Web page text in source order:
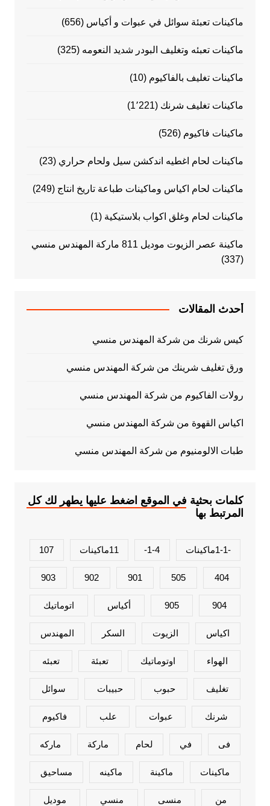
ماكينات تعبئة سوائل في عبوات و أكياس (656)
ماكينات تعبئه وتغليف البودر شديد النعومه (325)
ماكينات تغليف بالفاكيوم (10)
ماكينات تغليف شرنك (1٬221)
ماكينات فاكيوم (526)
ماكينات لحام اغطيه اندكشن سيل ولحام حراري (23)
ماكينات لحام اكياس وماكينات طباعة تاريخ انتاج (249)
ماكينات لحام وغلق اكواب بلاستيكية (1)
ماكينة عصر الزيوت موديل 811 ماركة المهندس منسي
(337)
أحدث المقالات
كيس شرنك من شركة المهندس منسي
ورق تغليف شرينك من شركة المهندس منسي
رولات الفاكيوم من شركة المهندس منسي
اكياس القهوة من شركة المهندس منسي
طبات الالومنيوم من شركة المهندس منسي
كلمات بحثية في الموقع اضغط عليها يطهر لك كل
المرتبط بها
-1-1ماكينات 1-4- 11ماكينات 107
404
505
901
902
903
904
905 أكياس اتوماتيك
اكياس الزيوت السكر المهندس
الهواء اوتوماتيك تعبئة تعبئه
تغليف حبوب حبيبات سوائل
شرنك عبوات علب فاكيوم
فى في لحام ماركة ماركه
ماكينات ماكينة ماكينه مساحيق
من منسى منسي موديل